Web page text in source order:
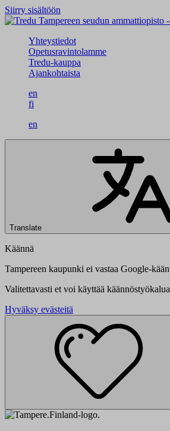
Siirry sisältöön
Yhteystiedot
Opetusravintolamme
Tredu-kauppa
Ajankohtaista
en
fi
en
Translate
Käännä
Tampereen kaupunki ei vastaa Google-
Valitettavasti et voi käyttää
Hyväksy evästeitä